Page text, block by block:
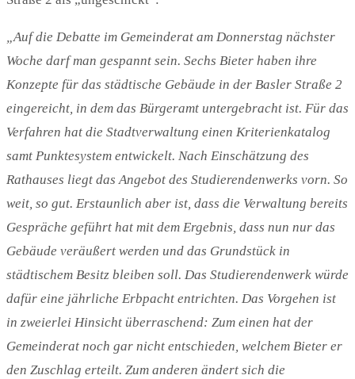
„Auf die Debatte im Gemeinderat am Donnerstag nächster
Woche darf man gespannt sein. Sechs Bieter haben ihre
Konzepte für das städtische Gebäude in der Basler Straße 2
eingereicht, in dem das Bürgeramt untergebracht ist. Für das
Verfahren hat die Stadtverwaltung einen Kriterienkatalog
samt Punktesystem entwickelt. Nach Einschätzung des
Rathauses liegt das Angebot des Studierendenwerks vorn. So
weit, so gut. Erstaunlich aber ist, dass die Verwaltung bereits
Gespräche geführt hat mit dem Ergebnis, dass nun nur das
Gebäude veräußert werden und das Grundstück in
städtischem Besitz bleiben soll. Das Studierendenwerk würde
dafür eine jährliche Erbpacht entrichten. Das Vorgehen ist
in zweierlei Hinsicht überraschend: Zum einen hat der
Gemeinderat noch gar nicht entschieden, welchem Bieter er
den Zuschlag erteilt. Zum anderen ändert sich die